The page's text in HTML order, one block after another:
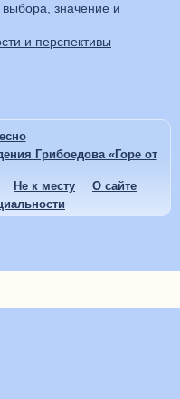
значение и
и перспективы
Грибоедова «Горе от
Не к месту
О сайте